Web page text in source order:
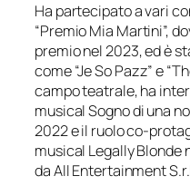
Ha partecipato a vari
“Premio Mia Martini”,
premio nel 2023, ed è
come “Je So Pazz” e
campo teatrale, ha
musical Sogno di una
2022 e il ruolo co-
musical Legally Blonde
da All Entertainment